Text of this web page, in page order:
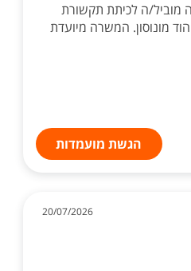
ה לכיתת תקשורת
מונוסון. המשרה מיועדת
הגשת מועמדות
20/07/2026